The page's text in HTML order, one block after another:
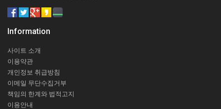
Information
사이트 소개
이용약관
개인정보 취급방침
이메일 무단수집거부
책임의 한계와 법적고지
이용안내